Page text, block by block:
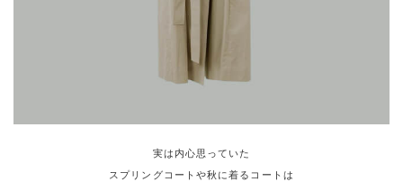
実は内心思っていた
スプリングコートや秋に着るコートは